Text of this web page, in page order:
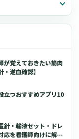
が覚えておきたい筋肉
逆血確認】
立つおすすめアプリ10
針・輸液セット・ドレ
応を看護師向けに解説